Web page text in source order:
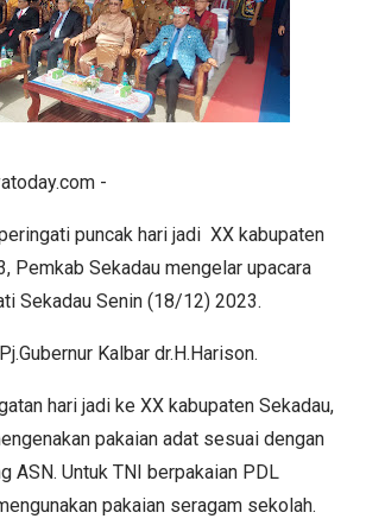
-
puncak hari jadi XX kabupaten
Pemkab Sekadau mengelar upacara
Sekadau Senin (18/12) 2023.
Kalbar dr.H.Harison.
hari jadi ke XX kabupaten Sekadau,
pakaian adat sesuai dengan
ASN. Untuk TNI berpakaian PDL
pakaian seragam sekolah.